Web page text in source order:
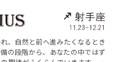
、自然と前へ進みたくなるとき
の段階から、あなたの中ではず